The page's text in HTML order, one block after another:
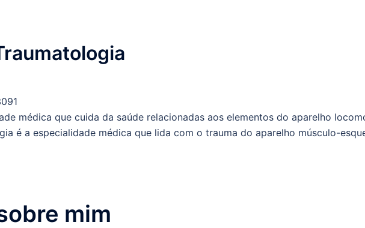
médica que cuida da saúde relacionadas aos elementos do aparelho
é a especialidade médica que lida com o trauma do aparelho músculo-
mim